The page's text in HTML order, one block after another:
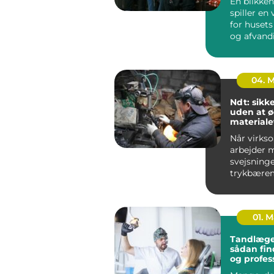
spiller en
for
og
04.
Ndt:
uden at
Når
arbejder
fe...
01.
sådan
og